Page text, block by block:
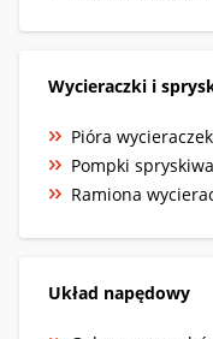
Wycieraczki i
Pióra wycieraczek
Pompki
Ramiona
Układ napędowy